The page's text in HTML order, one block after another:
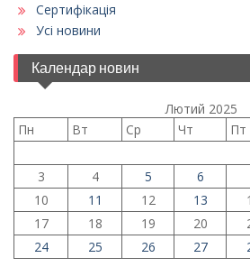
Сертифікація
Усі новини
Календар новин
Лютий 2025
Пн
Вт Ср Чт Пт
3
4 5 6
10
11 12 13
17
18 19 20
24
25 26 27